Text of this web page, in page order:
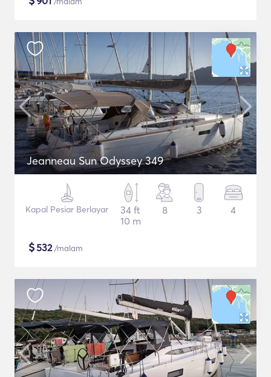
Jeanneau Sun Odyssey 349
Kapal Pesiar Berlayar
34 ft
10 m
8 3 4
$532/malam